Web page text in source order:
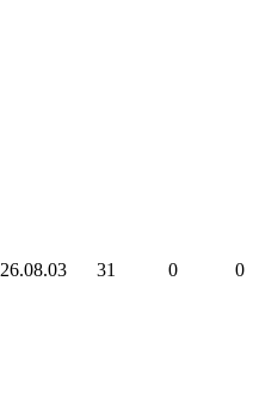
26.08.03 31 0 0